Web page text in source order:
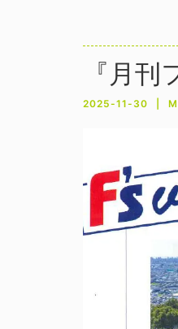
『月
2025-11-30